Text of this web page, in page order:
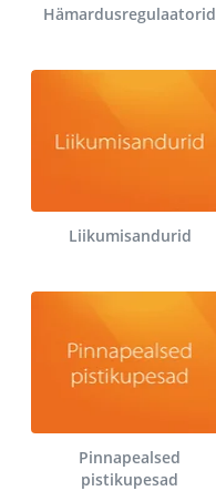
Hämardusregulaatorid
Liikumisandurid
Pinnapealsed
pistikupesad